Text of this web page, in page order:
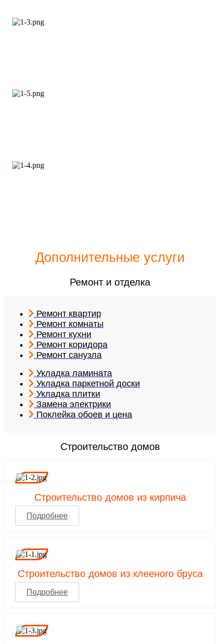
Дополнительные услуги
Ремонт и отделка
Ремонт квартир
Ремонт комнаты
Ремонт кухни
Ремонт коридора
Ремонт санузла
Укладка ламината
Укладка паркетной доски
Укладка плитки
Замена электрики
Поклейка обоев и цена
Строительство домов
Строительство домов из кирпича
Подробнее
Строительство домов из клееного бруса
Подробнее